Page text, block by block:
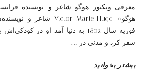
معرفی ویکتور هوگو شاعر و نویسنده
فوریه سال 1802 به دنیا آمد. او در
سفر کرد و مدتی در
بیشتر بخوانید